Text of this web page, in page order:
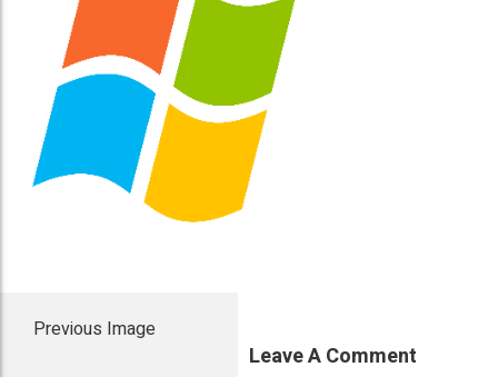
Previous Image
Leave A Comment